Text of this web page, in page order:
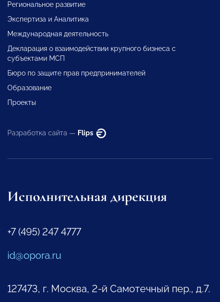
Региональное развитие
Экспертиза и Аналитика
Международная деятельность
Декларация о взаимодействии крупного бизнеса с
субъектами МСП
Бюро по защите прав предпринимателей
Образование
Проекты
Разработка сайта — Flips
Исполнительная дирекция
+7 (495) 247 4777
id@opora.ru
127473, г. Москва, 2-й Самотечный пер., д.7.